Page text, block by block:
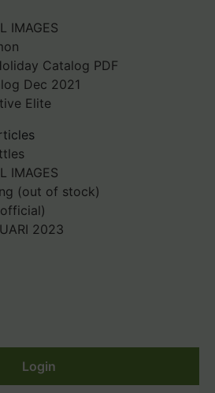
IMAGES
Catalog PDF
Dec 2021
Elite
IMAGES
(out of stock)
2023
Login